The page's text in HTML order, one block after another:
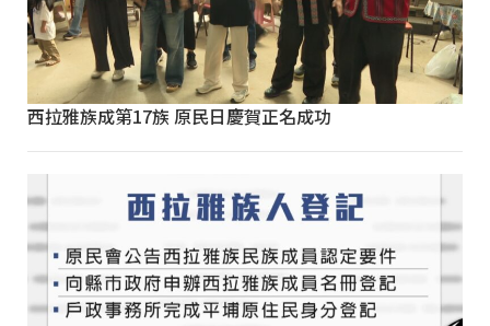
西拉雅族成第17族 原民日慶賀正名成功